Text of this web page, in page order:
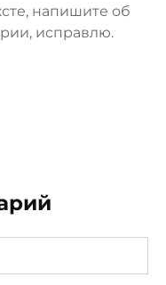
напишите об
исправлю.